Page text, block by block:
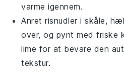
varme igennem.
Anretrisnudler i skåle,
over, og pynt med friske
lime for at bevare den
tekstur.